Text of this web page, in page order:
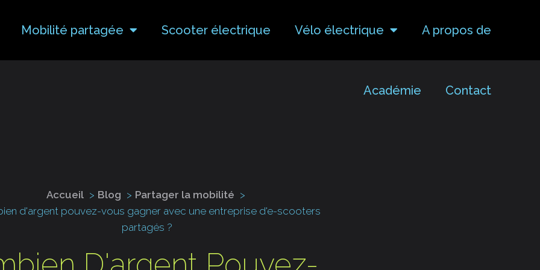
Mobilité partagée Scooter électrique Vélo électrique A propos de
Académie Contact
Accueil Blog
Partager la mobilité
d'argent pouvez-vous gagner avec une entreprise d'e-scooters
partagés ?